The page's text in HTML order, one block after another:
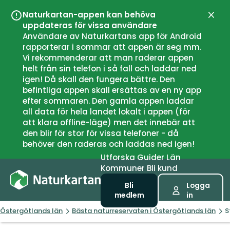
Naturkartan-appen kan behöva
uppdateras för vissa användare
Användare av Naturkartans app för Android
rapporterar i sommar att appen är seg mm.
Vi rekommenderar att man raderar appen
helt från sin telefon i så fall och laddar ned
igen! Då skall den fungera bättre. Den
befintliga appen skall ersättas av en ny app
efter sommaren. Den gamla appen laddar
all data för hela landet lokalt i appen (för
att klara offline-läge) men det innebär att
den blir för stor för vissa telefoner - då
behöver den raderas och laddas ned igen!
UtforskaGuiderLän
Kommuner Bli kund
Bli
medlem
Logga
in
Östergötlands län Bästa naturreservaten i Östergötlands län